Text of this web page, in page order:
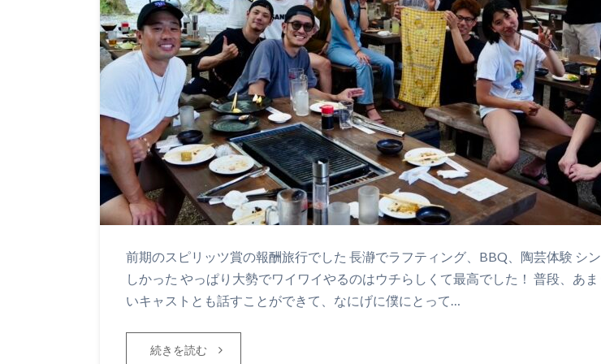
前期のスピリッツ賞の報酬旅行でした 長瀞でラフティング、BBQ、陶芸体験 シ
しかった やっぱり大勢でワイワイやるのはウチらしくて最高でした！ 普段、あ
いキャストとも話すことができて、なにげに僕にとって…
続きを読む